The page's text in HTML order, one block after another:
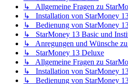
↳ Allgemeine Fragen zu
↳ Installation von StarMoney
↳ Bedienung von StarMoney
↳ StarMoney 13 Basic und
↳ Anregungen und Wünsche
↳ StarMoney 13 Deluxe
↳ Allgemeine Fragen zu
↳ Installation von StarMoney
↳ Bedienung von StarMoney